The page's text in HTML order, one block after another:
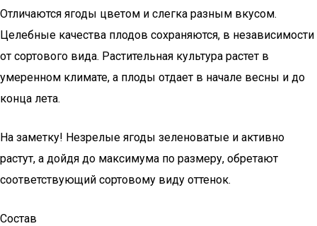
Отличаются ягоды цветом и слегка разным вкусом.
Целебные качества плодов сохраняются, в независимости
от сортового вида. Растительная культура растет в
умеренном климате, а плоды отдает в начале весны и до
конца лета.
На заметку! Незрелые ягоды зеленоватые и активно
растут, а дойдя до максимума по размеру, обретают
соответствующий сортовому виду оттенок.
Состав